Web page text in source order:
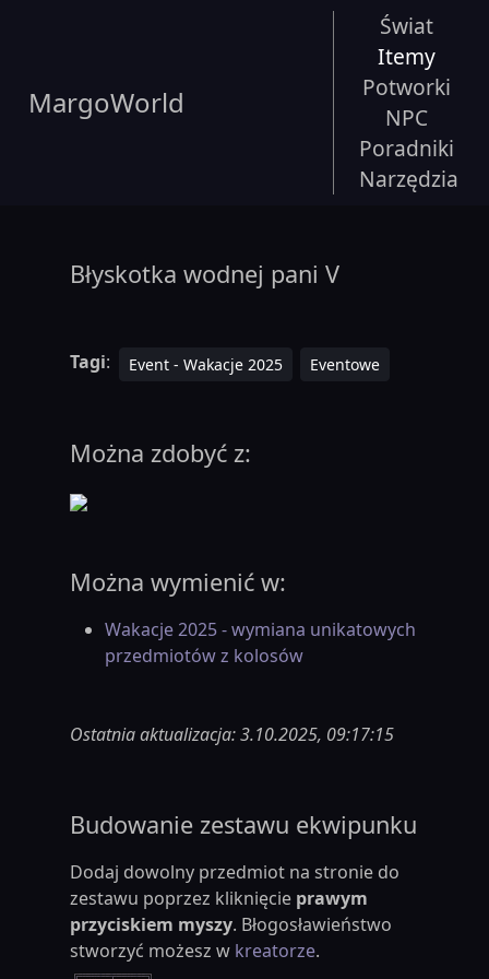
MargoWorld
Świat
Itemy
Potworki
NPC
Poradniki
Narzędzia
Błyskotka wodnej pani V
Tagi: Event - Wakacje 2025 Eventowe
Można zdobyć z:
Można wymienić w:
Wakacje 2025 - wymiana unikatowych
przedmiotów z kolosów
Ostatnia aktualizacja: 3.10.2025, 09:17:15
Budowanie zestawu ekwipunku
Dodaj dowolny przedmiot na stronie do
zestawu poprzez kliknięcie prawym
przyciskiem myszy. Błogosławieństwo
stworzyć możesz w kreatorze.